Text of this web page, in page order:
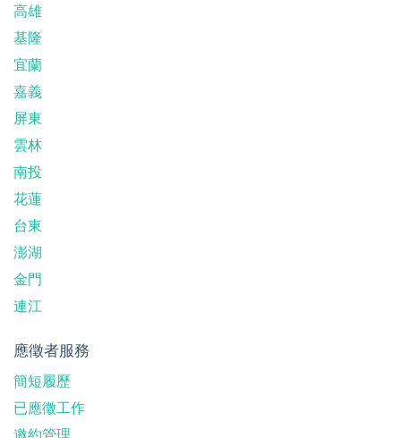
高雄
基隆
宜蘭
嘉義
屏東
雲林
南投
花蓮
台東
澎湖
金門
連江
應徵者服務
簡短履歷
已應徵工作
邀約管理